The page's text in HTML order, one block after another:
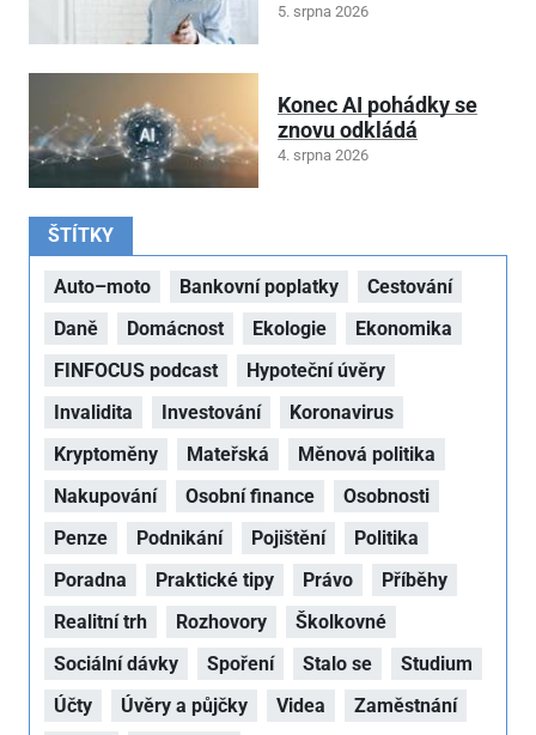
5. srpna 2026
Konec AI pohádky se
znovu odkládá
4. srpna 2026
ŠTÍTKY
Auto–moto Bankovní poplatky
Cestování
Daně
Domácnost Ekologie
Ekonomika
FINFOCUS podcast
Hypoteční úvěry
Invalidita
Investování
Koronavirus
Kryptoměny
Mateřská
Měnová politika
Nakupování
Osobní finance
Osobnosti
Penze
Podnikání Pojištění
Politika
Poradna
Praktické tipy Právo
Příběhy
Realitní trh
Rozhovory
Školkovné
Sociální dávky
Spoření Stalo se
Studium
Účty
Úvěry a půjčky Videa Zaměstnání